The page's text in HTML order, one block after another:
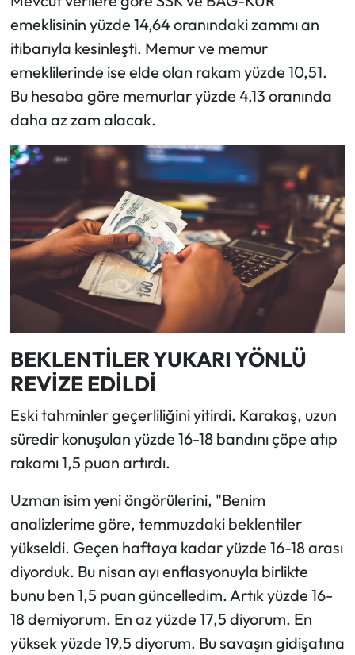
emeklisinin yüzde 14,64 oranındaki zammı an
itibarıyla kesinleşti. Memur ve memur
emeklilerinde ise elde olan rakam yüzde 10,51.
Bu hesaba göre memurlar yüzde 4,13 oranında
daha az zam alacak.
BEKLENTİLER YUKARI YÖNLÜ
REVİZE EDİLDİ
Eski tahminler geçerliliğini yitirdi. Karakaş, uzun
süredir konuşulan yüzde 16-18 bandını çöpe atıp
rakamı 1,5 puan artırdı.
Uzman isim yeni öngörülerini, "Benim
analizlerime göre, temmuzdaki beklentiler
yükseldi. Geçen haftaya kadar yüzde 16-18 arası
diyorduk. Bu nisan ayı enflasyonuyla birlikte
bunu ben 1,5 puan güncelledim. Artık yüzde 16-
18 demiyorum. En az yüzde 17,5 diyorum. En
yüksek yüzde 19,5 diyorum. Bu savaşın gidişatına